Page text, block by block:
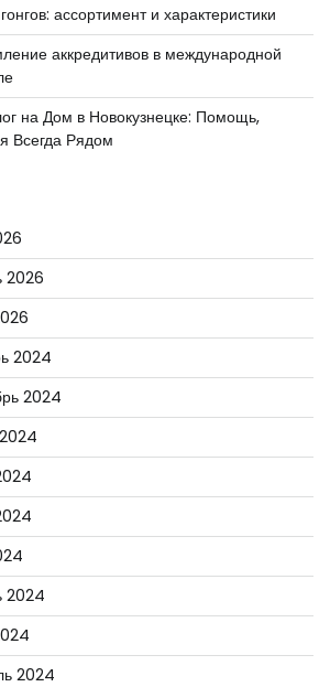
ассортимент и характеристики
аккредитивов в международной
на Дом в Новокузнецке: Помощь,
Всегда Рядом
2026
2024
2024
2024
2024